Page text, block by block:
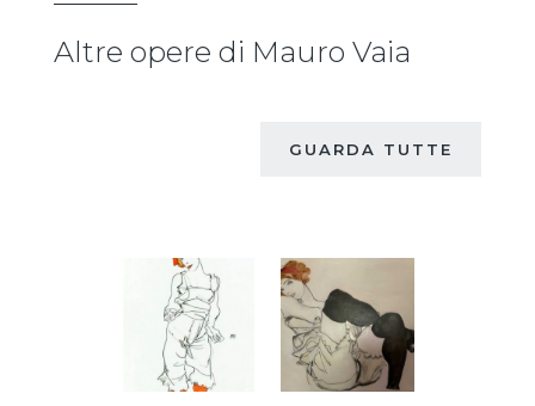
Altre opere di Mauro Vaia
GUARDA TUTTE